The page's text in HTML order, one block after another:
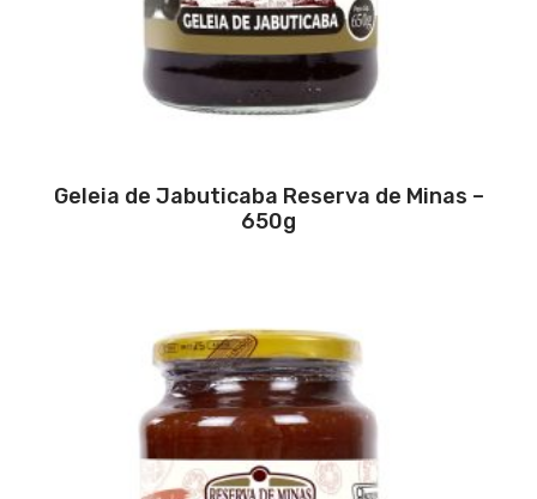
Geleia de Jabuticaba Reserva de Minas –
650g